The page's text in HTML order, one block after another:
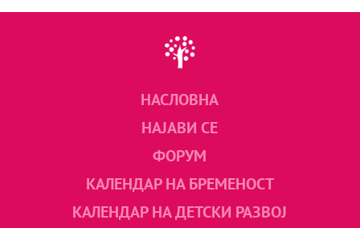
НАСЛОВНА
НАЈАВИ СЕ
ФОРУМ
КАЛЕНДАР НА БРЕМЕНОСТ
КАЛЕНДАР НА ДЕТСКИ РАЗВОЈ